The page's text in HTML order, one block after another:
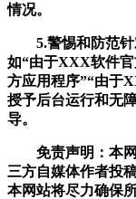
情况。
5.警惕和防范针
如“由于XXX软件
方应用程序”“由于
授予后台运行和无
导。
免责声明：本网
三方自媒体作者投
本网站将尽力确保